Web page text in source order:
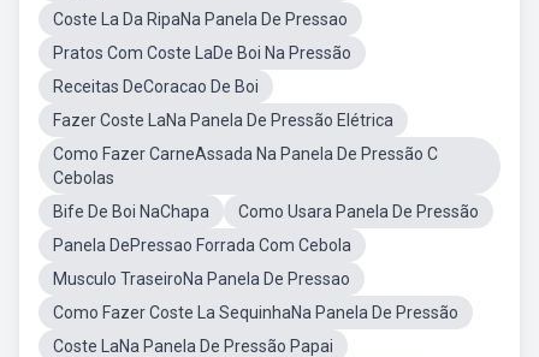
Coste La Da RipaNa Panela De Pressao
Pratos Com Coste LaDe Boi Na Pressão
Receitas DeCoracao De Boi
Fazer Coste LaNa Panela De Pressão Elétrica
Como Fazer CarneAssada Na Panela De Pressão C
Cebolas
Bife De Boi NaChapa
Como Usara Panela De Pressão
Panela DePressao Forrada Com Cebola
Musculo TraseiroNa Panela De Pressao
Como Fazer Coste La SequinhaNa Panela De Pressão
Coste LaNa Panela De Pressão Papai